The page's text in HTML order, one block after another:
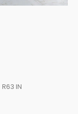
IN